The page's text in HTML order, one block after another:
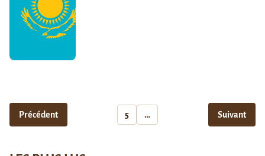
Précédent 5 … Suivant